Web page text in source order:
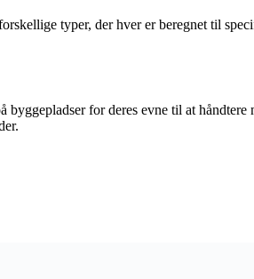
typer, der hver er beregnet til
for deres evne til at